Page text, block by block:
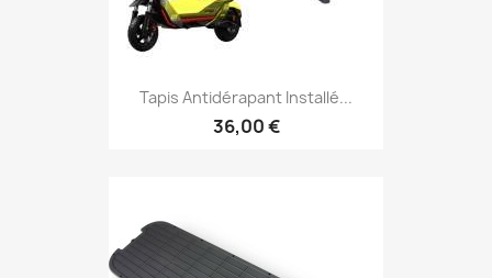
Tapis Antidérapant Installé...
36,00 €